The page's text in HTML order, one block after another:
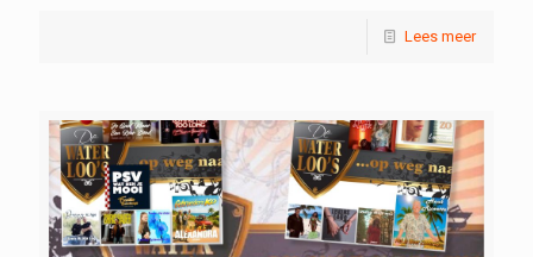
Lees meer